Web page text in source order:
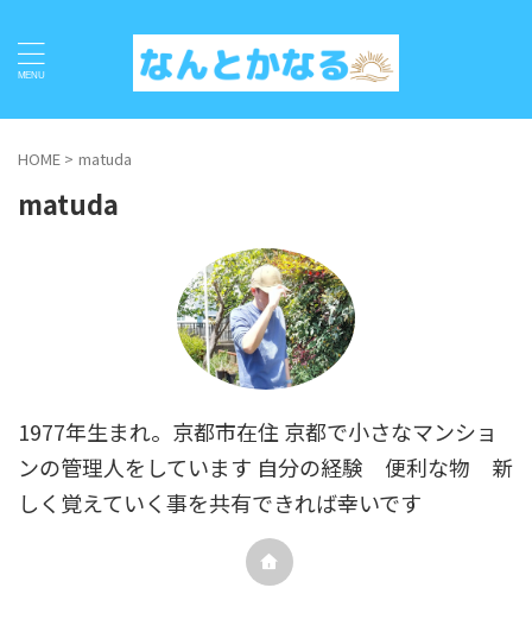
HOME > matuda
matuda
1977年生まれ。京都市在住 京都で小さなマンショ
ンの管理人をしています 自分の経験 便利な物 新
しく覚えていく事を共有できれば幸いです